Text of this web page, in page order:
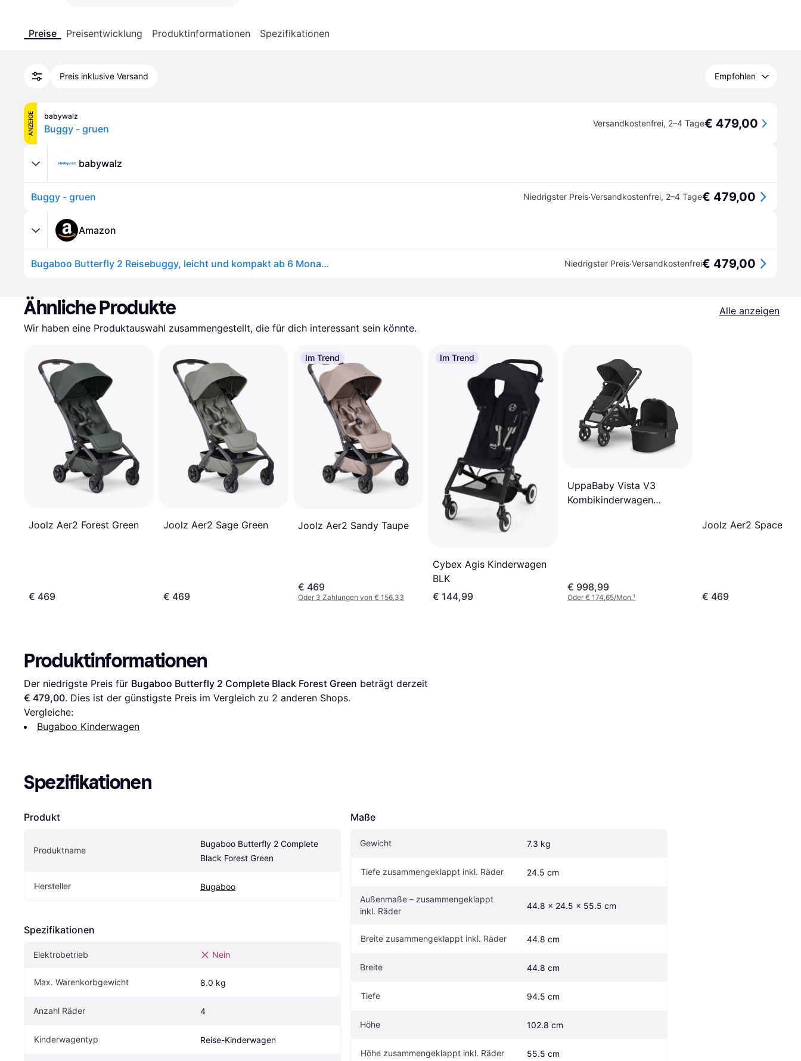
Preise Preisentwicklung Produktinformationen Spezifikationen
Preis inklusive Versand Empfohlen
ANZEIGE babywalz
Buggy - gruen Versandkostenfrei, 2–4 Tage€ 479,00
babywalz
Buggy - gruen Niedrigster Preis·Versandkostenfrei, 2–4 Tage€ 479,00
Amazon
Bugaboo Butterfly 2 Reisebuggy, leicht und kompakt ab 6 Monaten bis 4 Jahre Niedrigster Preis·Versandkostenfrei€ 479,00
Ähnliche Produkte
Alle anzeigen
Wir haben eine Produktauswahl zusammengestellt, die für dich interessant sein könnte.
Joolz Aer2 Forest Green
€ 469
Joolz Aer2 Sage Green
€ 469
Im Trend
Joolz Aer2 Sandy Taupe
€ 469
Oder 3 Zahlungen von € 156,33
Im Trend
Cybex Agis Kinderwagen
BLK
€ 144,99
UppaBaby Vista V3
Kombikinderwagen
€ 998,99
Oder € 174,65/Mon.¹
Joolz Aer2 Space
€ 469
Produktinformationen
Der niedrigste Preis für Bugaboo Butterfly 2 Complete Black Forest Green
€ 479,00. Dies ist der günstigste Preis im Vergleich zu 2 anderen Shops.
Vergleiche:
Bugaboo Kinderwagen
Spezifikationen
Produkt
Produktname
Bugaboo Butterfly 2 Complete
Black Forest Green
Hersteller Bugaboo
Spezifikationen
Elektrobetrieb Nein
Max. Warenkorbgewicht 8.0 kg
Anzahl Räder 4
Kinderwagentyp Reise-Kinderwagen
Maße
Gewicht 7.3 kg
Tiefe zusammengeklappt inkl. Räder 24.5 cm
Außenmaße – zusammengeklappt
inkl. Räder
44.8 x 24.5 x 55.5 cm
Breite zusammengeklappt inkl. Räder 44.8 cm
Breite 44.8 cm
Tiefe 94.5 cm
Höhe 102.8 cm
Höhe zusammengeklappt inkl. Räder 55.5 cm